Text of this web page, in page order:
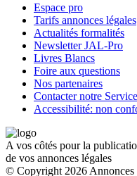
Espace pro
Tarifs annonces légales
Actualités formalités
Newsletter JAL-Pro
Livres Blancs
Foire aux questions
Nos partenaires
Contacter notre
Accessibilité: non
A vos côtés pour la
de vos annonces légales
© Copyright 2026 Annonces